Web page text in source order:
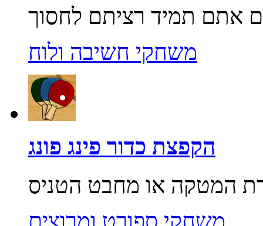
משחקי חשיבה ולוח
הקפצת כדור פינג פונג